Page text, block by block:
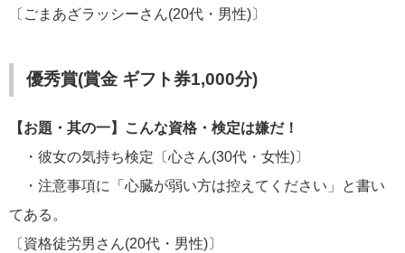
〔ごまあざラッシーさん(20代・男性)〕
優秀賞(賞金 ギフト券1,000分)
【お題・其の一】こんな資格・検定は嫌だ！
・彼女の気持ち検定〔心さん(30代・女性)〕
・注意事項に「心臓が弱い方は控えてください」と書い
てある。
〔資格徒労男さん(20代・男性)〕